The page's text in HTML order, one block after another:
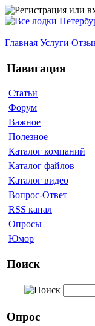
Главная Услуги
Навигация
Статьи
Форум
Важное
Полезное
Каталог компаний
Каталог файлов
Каталог видео
Вопрос-Ответ
RSS канал
Опросы
Юмор
Поиск
Опрос